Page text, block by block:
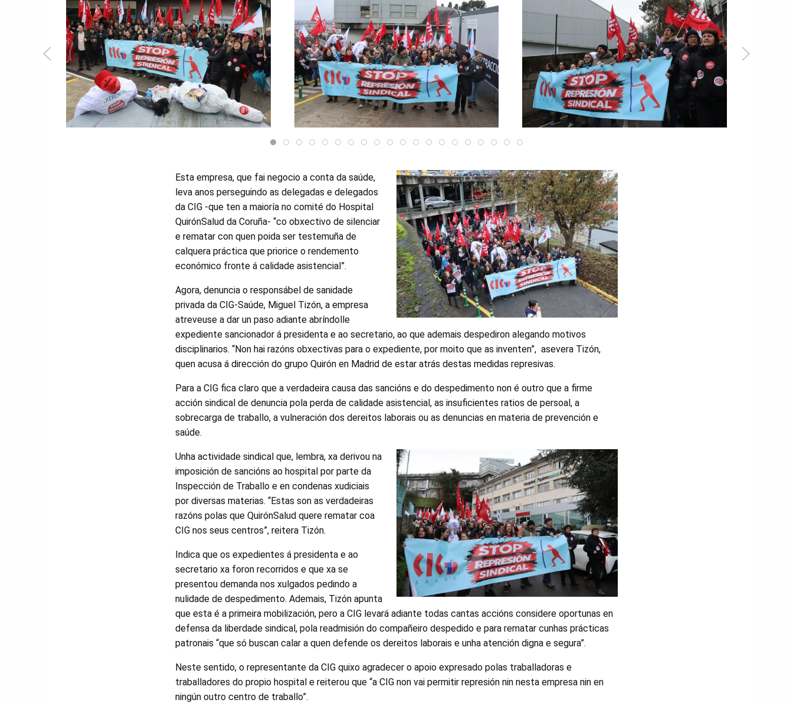
Esta empresa, que fai negocio a conta da saúde,
leva anos perseguindo as delegadas e delegados
da CIG -que ten a maioría no comité do Hospital
QuirónSalud da Coruña- “co obxectivo de silenciar
e rematar con quen poida ser testemuña de
calquera práctica que priorice o rendemento
económico fronte á calidade asistencial”.
Agora, denuncia o responsábel de sanidade
privada da CIG-Saúde, Miguel Tizón, a empresa
atreveuse a dar un paso adiante abríndolle
expediente sancionador á presidenta e ao secretario, ao que ademais despediron alegando motivos
disciplinarios. “Non hai razóns obxectivas para o expediente, por moito que as inventen”, asevera Tizón,
quen acusa á dirección do grupo Quirón en Madrid de estar atrás destas medidas represivas.
Para a CIG fica claro que a verdadeira causa das sancións e do despedimento non é outro que a firme
acción sindical de denuncia pola perda de calidade asistencial, as insuficientes ratios de persoal, a
sobrecarga de traballo, a vulneración dos dereitos laborais ou as denuncias en materia de prevención e
saúde.
Unha actividade sindical que, lembra, xa derivou na
imposición de sancións ao hospital por parte da
Inspección de Traballo e en condenas xudiciais
por diversas materias. “Estas son as verdadeiras
razóns polas que QuirónSalud quere rematar coa
CIG nos seus centros”, reitera Tizón.
Indica que os expedientes á presidenta e ao
secretario xa foron recorridos e que xa se
presentou demanda nos xulgados pedindo a
nulidade de despedimento. Ademais, Tizón apunta
que esta é a primeira mobilización, pero a CIG levará adiante todas cantas accións considere oportunas en
defensa da liberdade sindical, pola readmisión do compañeiro despedido e para rematar cunhas prácticas
patronais “que só buscan calar a quen defende os dereitos laborais e unha atención digna e segura”.
Neste sentido, o representante da CIG quixo agradecer o apoio expresado polas traballadoras e
traballadores do propio hospital e reiterou que “a CIG non vai permitir represión nin nesta empresa nin en
ningún outro centro de traballo”.